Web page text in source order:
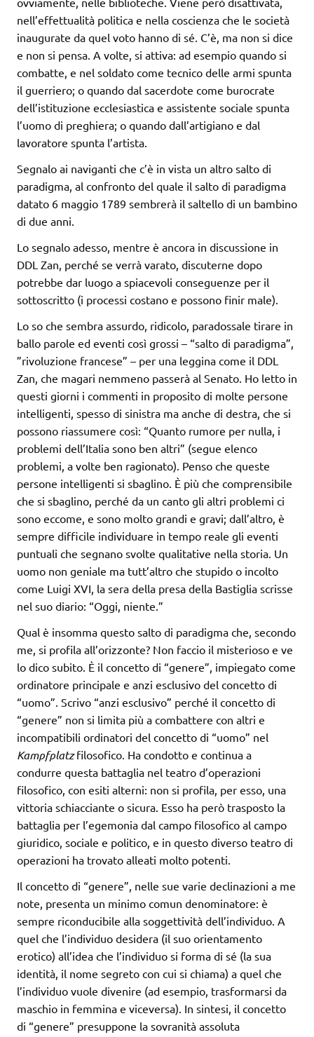
nell’effettualità politica e nella coscienza che le società
inaugurate da quel voto hanno di sé. C’è, ma non si dice
e non si pensa. A volte, si attiva: ad esempio quando si
combatte, e nel soldato come tecnico delle armi spunta
il guerriero; o quando dal sacerdote come burocrate
dell’istituzione ecclesiastica e assistente sociale spunta
l’uomo di preghiera; o quando dall’artigiano e dal
lavoratore spunta l’artista.
Segnalo ai naviganti che c’è in vista un altro salto di
paradigma, al confronto del quale il salto di paradigma
datato 6 maggio 1789 sembrerà il saltello di un bambino
di due anni.
Lo segnalo adesso, mentre è ancora in discussione in
DDL Zan, perché se verrà varato, discuterne dopo
potrebbe dar luogo a spiacevoli conseguenze per il
sottoscritto (i processi costano e possono finir male).
Lo so che sembra assurdo, ridicolo, paradossale tirare in
ballo parole ed eventi così grossi – “salto di paradigma”,
”rivoluzione francese” – per una leggina come il DDL
Zan, che magari nemmeno passerà al Senato. Ho letto in
questi giorni i commenti in proposito di molte persone
intelligenti, spesso di sinistra ma anche di destra, che si
possono riassumere così: “Quanto rumore per nulla, i
problemi dell’Italia sono ben altri” (segue elenco
problemi, a volte ben ragionato). Penso che queste
persone intelligenti si sbaglino. È più che comprensibile
che si sbaglino, perché da un canto gli altri problemi ci
sono eccome, e sono molto grandi e gravi; dall’altro, è
sempre difficile individuare in tempo reale gli eventi
puntuali che segnano svolte qualitative nella storia. Un
uomo non geniale ma tutt’altro che stupido o incolto
come Luigi XVI, la sera della presa della Bastiglia scrisse
nel suo diario: “Oggi, niente.”
Qual è insomma questo salto di paradigma che, secondo
me, si profila all’orizzonte? Non faccio il misterioso e ve
lo dico subito. È il concetto di “genere”, impiegato come
ordinatore principale e anzi esclusivo del concetto di
“uomo”. Scrivo “anzi esclusivo” perché il concetto di
“genere” non si limita più a combattere con altri e
incompatibili ordinatori del concetto di “uomo” nel
Kampfplatzfilosofico. Ha condotto e continua a
condurre questa battaglia nel teatro d’operazioni
filosofico, con esiti alterni: non si profila, per esso, una
vittoria schiacciante o sicura. Esso ha però trasposto la
battaglia per l’egemonia dal campo filosofico al campo
giuridico, sociale e politico, e in questo diverso teatro di
operazioni ha trovato alleati molto potenti.
Il concetto di “genere”, nelle sue varie declinazioni a me
note, presenta un minimo comun denominatore: è
sempre riconducibile alla soggettività dell’individuo. A
quel che l’individuo desidera (il suo orientamento
erotico) all’idea che l’individuo si forma di sé (la sua
identità, il nome segreto con cui si chiama) a quel che
l’individuo vuole divenire (ad esempio, trasformarsi da
maschio in femmina e viceversa). In sintesi, il concetto
di “genere” presuppone la sovranità assoluta